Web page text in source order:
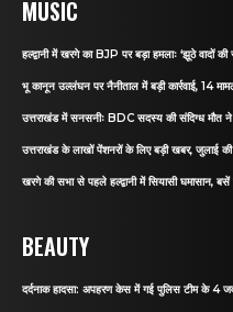
MUSIC
हल्द्वानी में खरगे का BJP पर बड़ा हमलाः ‘झूठे वादों की
भू कानून उल्लंघन पर नैनीताल में बड़ी कार्रवाई, 14
उत्तराखंड में सनसनीः BDC सदस्य की संदिग्ध मौत ने
उत्तराखंड के लाखों पेंशनरों के लिए बड़ी खबर, जुलाई
खरगे की सभा से पहले हल्द्वानी में सियासी घमासान,
BEAUTY
दर्दनाक हादसा: अपहरण केस में गई पुलिस टीम के 4